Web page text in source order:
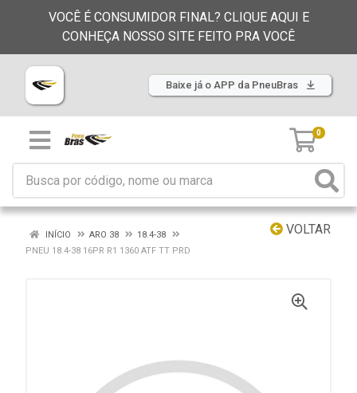
VOCÊ É CONSUMIDOR FINAL? CLIQUE AQUI E
CONHEÇA NOSSO SITE FEITO PRA VOCÊ
Baixe já o APP da PneuBras
0
VOLTAR
INÍCIO ARO 38
18.4-38
PNEU 18.4-38 16PR R1 1360 ATF TT PRD